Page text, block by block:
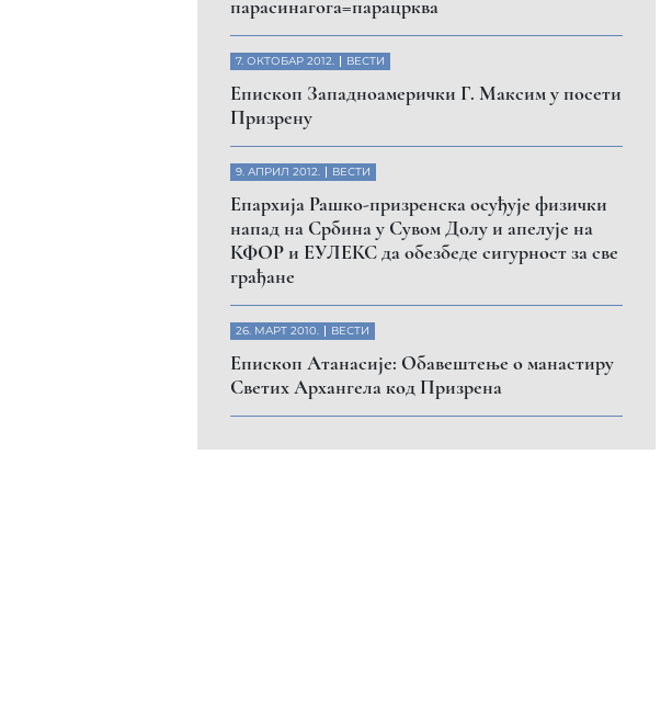
парасинагога=парацрква
7. ОКТОБАР 2012. ВЕСТИ
Eпископ Западноамерички Г. Максим у посети
Призрену
9. АПРИЛ 2012. ВЕСТИ
Eпархија Рашко-призренска осуђује физички
напад на Србина у Сувом Долу и апелује на
КФОР и ЕУЛЕКС да обезбеде сигурност за све
грађане
26. МАРТ 2010. ВЕСТИ
Eпископ Атанасије: Обавештење о манастиру
Светих Архангела код Призрена